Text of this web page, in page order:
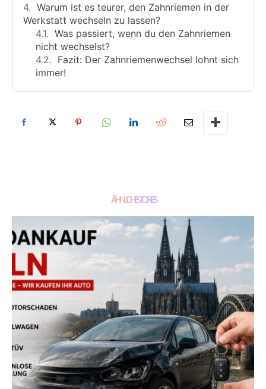
Warum ist es teurer, den Zahnriemen in der
Werkstatt wechseln zu lassen?
Was passiert, wenn du den Zahnriemen
nicht wechselst?
Fazit: Der Zahnriemenwechsel lohnt sich
immer!
ÄHNLICHE STORIES